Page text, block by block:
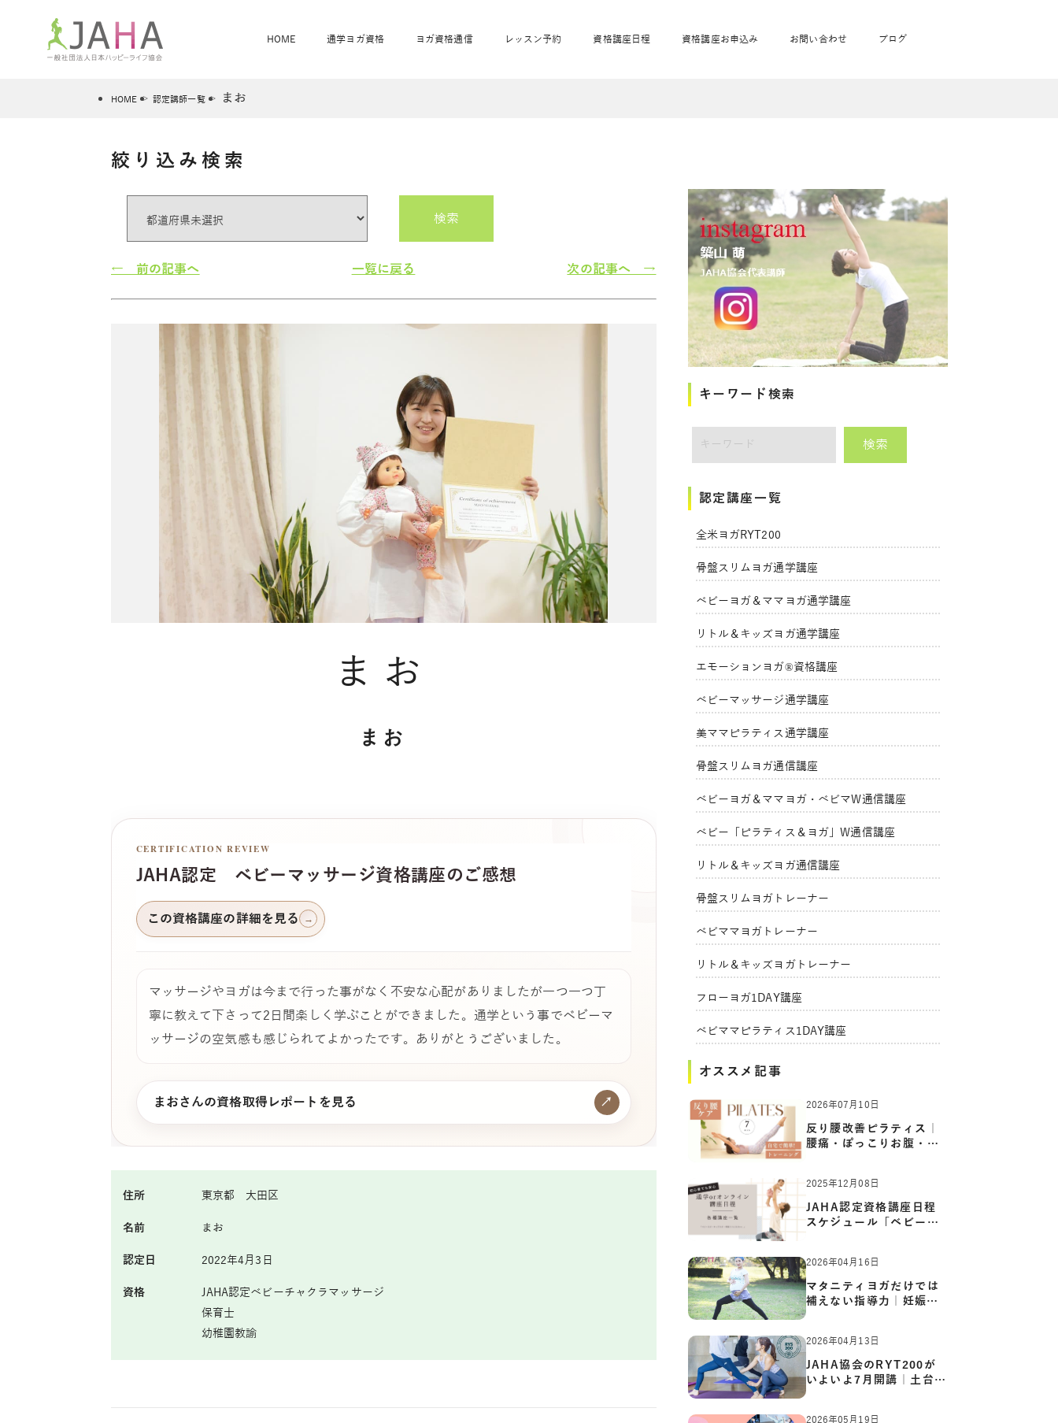
HOME
JAHAについて JAHAヨガスタジオ概要 直営校ブログ
通学ヨガ資格
JAHA資格講座一覧 養成講座お申込み
ベビーマッサージ通学
美ママピラティス通学
ヨガ資格通信
骨盤スリムヨガ®通信 ベビママヨガW通信 ベビー「ピラティス＆ヨガ」W通信 リトル＆キッズヨガ通信
レッスン予約
ヨガレッスンカレンダー オンラインヨガ詳細 出張ヨガ・オフィスヨガ
ベビーチャクラマッサージ
資格講座日程
骨盤スリムヨガ
ス
資格講座お申込み お問い合わせ ブログ
HOME 認定講師一覧 まお
絞り込み検索
検索
← 前の記事へ 一覧に戻る 次の記事へ →
まお
まお
CERTIFICATION REVIEW
JAHA認定 ベビーマッサージ資格講座のご感想
この資格講座の詳細を見る →
マッサージやヨガは今まで行った事がなく不安な心配がありましたが一つ一つ丁
寧に教えて下さって2日間楽しく学ぶことができました。通学という事でベビーマ
ッサージの空気感も感じられてよかったです。ありがとうございました。
まおさんの資格取得レポートを見る ↗
住所 東京都 大田区
名前 まお
認定日 2022年4月3日
資格
JAHA認定ベビーチャクラマッサージ
保育士
幼稚園教諭
キーワード検索
検索
認定講座一覧
全米ヨガRYT200
骨盤スリムヨガ通学講座
ベビーヨガ＆ママヨガ通学講座
リトル＆キッズヨガ通学講座
エモーションヨガ®資格講座
ベビーマッサージ通学講座
美ママピラティス通学講座
骨盤スリムヨガ通信講座
ベビーヨガ＆ママヨガ・ベビマW通信講座
ベビー「ピラティス＆ヨガ」W通信講座
リトル＆キッズヨガ通信講座
骨盤スリムヨガトレーナー
ベビママヨガトレーナー
リトル＆キッズヨガトレーナー
フローヨガ1DAY講座
ベビママピラティス1DAY講座
オススメ記事
2026年07月10日
反り腰改善ピラティス｜
腰痛・ぽっこりお腹・姿
2025年12月08日
JAHA認定資格講座日程
スケジュール「ベビーヨ
2026年04月16日
マタニティヨガだけでは
補えない指導力｜妊娠期
の体…
2026年04月13日
JAHA協会のRYT200が
いよいよ7月開講｜土台か
ら応用ま…
2026年05月19日